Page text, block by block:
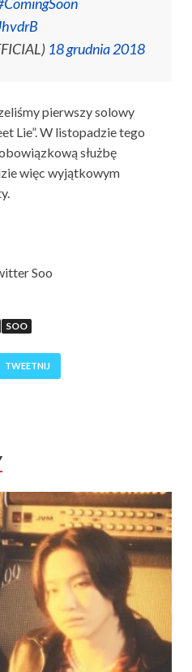
18 grudnia 2018
pierwszy solowy
Lie”. W listopadzie tego
służbę
więc wyjątkowym
Soo
SOO
TWEETNIJ